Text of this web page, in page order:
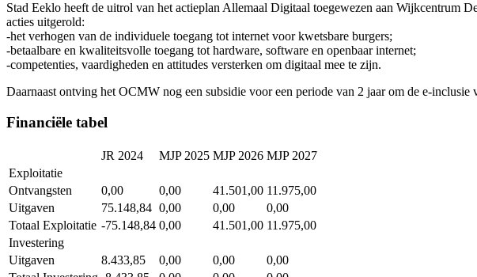
Stad Eeklo heeft de uitrol van het actieplan Allemaal Digitaal toegewezen aan Wijkcentrum
acties uitgerold:
-het verhogen van de individuele toegang tot internet voor kwetsbare burgers;
-betaalbare en kwaliteitsvolle toegang tot hardware, software en openbaar internet;
-competenties, vaardigheden en attitudes versterken om digitaal mee te zijn.
Daarnaast ontving het OCMW nog een subsidie voor een periode van 2 jaar om de e-inclusie
Financiële tabel
JR 2024 MJP 2025 MJP 2026 MJP 2027
Exploitatie
Ontvangsten
0,00 0,00 41.501,00 11.975,00
Uitgaven
75.148,84 0,00 0,00
0,00
Totaal Exploitatie -75.148,84 0,00 41.501,00 11.975,00
Investering
Uitgaven
8.433,85 0,00 0,00
0,00